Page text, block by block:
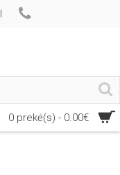
0 prekė(s) - 0.00€